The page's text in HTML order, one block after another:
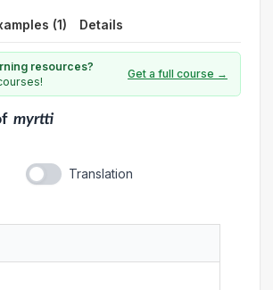
(1) Details
resources?
Get a full course →
myrtti
Translation